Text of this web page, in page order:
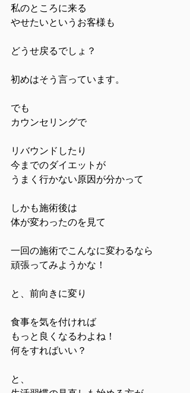
私のところに来る
やせたいというお客様も
どうせ戻るでしょ？
初めはそう言っています。
でも
カウンセリングで
リバウンドしたり
今までのダイエットが
うまく行かない原因が分かって
しかも施術後は
体が変わったのを見て
一回の施術でこんなに変わるなら
頑張ってみようかな！
と、前向きに変り
食事を気を付ければ
もっと良くなるわよね！
何をすればいい？
と、